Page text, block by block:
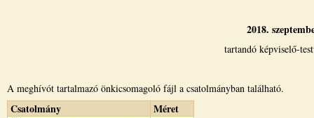
2018.
tartandó képviselő-
A meghívót tartalmazó önkicsomagoló fájl a csatolmányban található.
Csatolmány Méret